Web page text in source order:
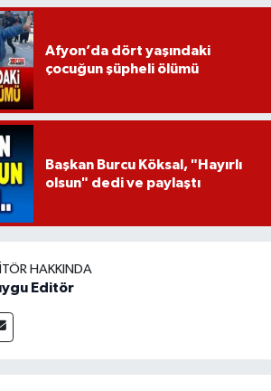
Afyon’da dört yaşındaki
çocuğun şüpheli ölümü
Başkan Burcu Köksal, "Hayırlı
olsun" dedi ve paylaştı
HAKKINDA
Editör